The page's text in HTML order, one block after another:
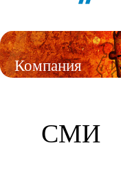
Компания
СМИ